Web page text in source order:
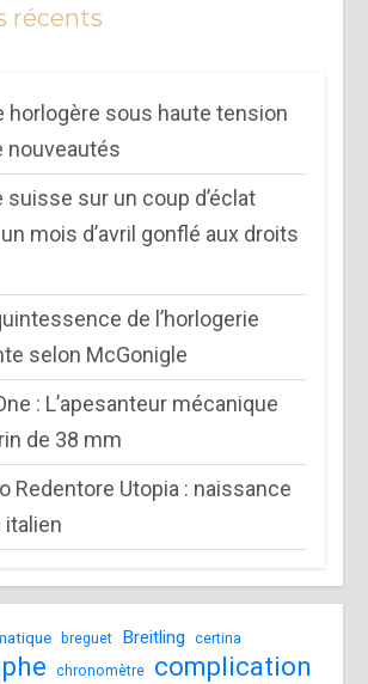
récents
horlogère sous haute tension
nouveautés
suisse sur un coup d’éclat
mois d’avril gonflé aux droits
de l’horlogerie
selon McGonigle
: L’apesanteur mécanique
de 38 mm
Redentore Utopia : naissance
italien
breguet Breitling certina
chronomètre complication